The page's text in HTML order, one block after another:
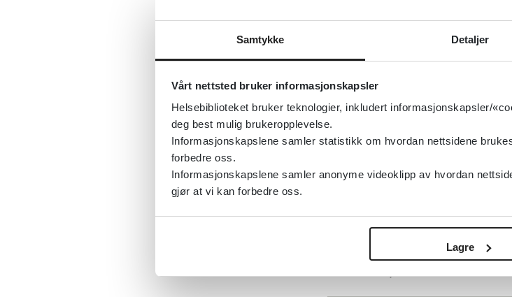
Samtykke Detaljer
Vårt nettsted bruker informasjonskapsler
Helsebiblioteket bruker teknologier, inkludert informasjonskapsler/
deg best mulig brukeropplevelse.
Informasjonskapslene samler statistikk om hvordan nettsidene
forbedre oss.
Informasjonskapslene samler anonyme videoklipp av hvordan
gjør at vi kan forbedre oss.
Lagre
Cochrane Library
Ergoterapi levert av